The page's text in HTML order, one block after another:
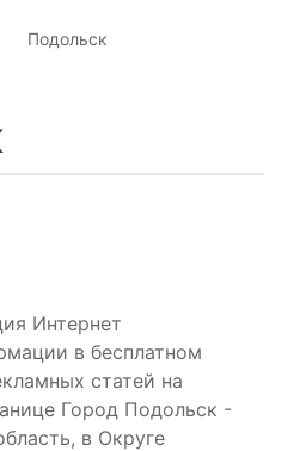
Подольск
Интернет
в бесплатном
статей на
Город Подольск -
в Округе